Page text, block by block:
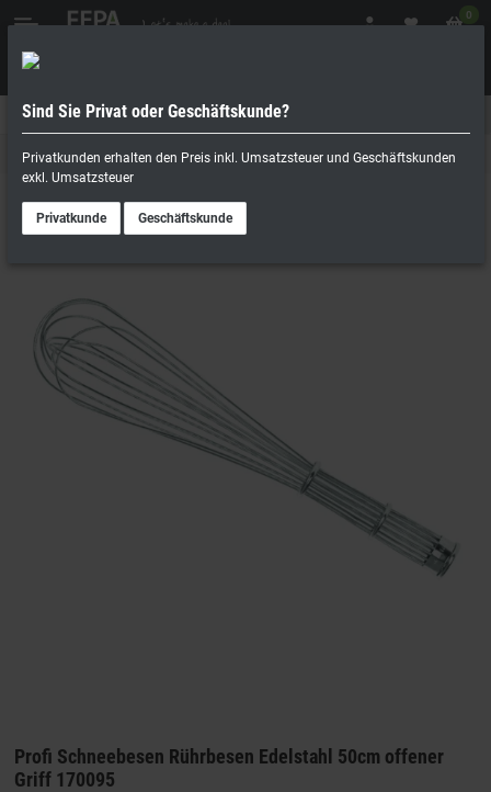
0
Geschäftskunde
Rührbesen
Profi Schneebesen Rührbesen Edelstahl 50cm offener
Griff 170095
Sind Sie Privat oder Geschäftskunde?
Privatkunden erhalten den Preis inkl. Umsatzsteuer und Geschäftskunden
exkl. Umsatzsteuer
Privatkunde Geschäftskunde